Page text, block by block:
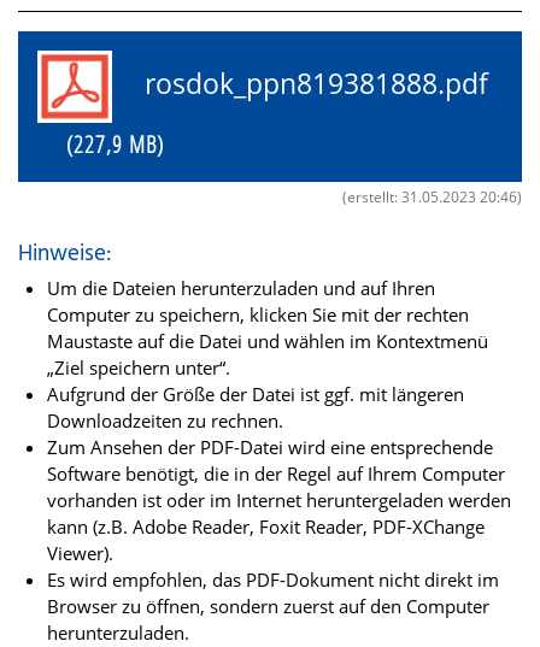
rosdok_ppn819381888.pdf
(227,9 MB)
(erstellt: 31.05.2023 20:46)
Hinweise:
Um die Dateien herunterzuladen und auf Ihren
Computer zu speichern, klicken Sie mit der rechten
Maustaste auf die Datei und wählen im Kontextmenü
„Ziel speichern unter“.
Aufgrund der Größe der Datei ist ggf. mit längeren
Downloadzeiten zu rechnen.
Zum Ansehen der PDF-Datei wird eine entsprechende
Software benötigt, die in der Regel auf Ihrem Computer
vorhanden ist oder im Internet heruntergeladen werden
kann (z.B. Adobe Reader, Foxit Reader, PDF-XChange
Viewer).
Es wird empfohlen, das PDF-Dokument nicht direkt im
Browser zu öffnen, sondern zuerst auf den Computer
herunterzuladen.